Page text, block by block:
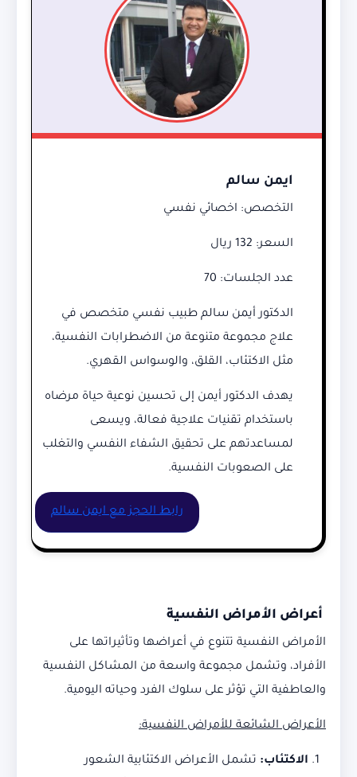
ايمن سالم
التخصص: اخصائي نفسي
السعر: 132 ريال
عدد الجلسات: 70
الدكتور أيمن سالم طبيب نفسي متخصص في
علاج مجموعة متنوعة من الاضطرابات النفسية،
مثل الاكتئاب، القلق، والوسواس القهري.
يهدف الدكتور أيمن إلى تحسين نوعية حياة مرضاه
باستخدام تقنيات علاجية فعالة، ويسعى
لمساعدتهم على تحقيق الشفاء النفسي والتغلب
على الصعوبات النفسية.
رابط الحجز مع ايمن سالم
أعراض الأمراض النفسية
الأمراض النفسية تتنوع في أعراضها وتأثيراتها على
الأفراد، وتشمل مجموعة واسعة من المشاكل النفسية
والعاطفية التي تؤثر على سلوك الفرد وحياته اليومية.
الأعراض الشائعة للأمراض النفسية:
الاكتئاب: تشمل الأعراض الاكتئابية الشعور